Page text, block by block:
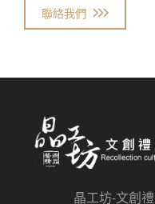
聯絡我們
晶工坊-文創